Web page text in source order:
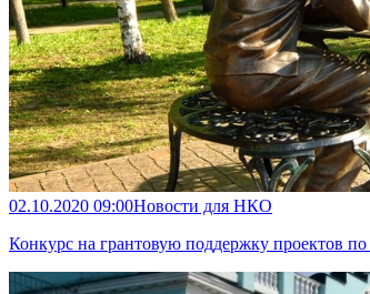
02.10.2020 09:00Новости для НКО
Конкурс на грантовую поддержку проектов